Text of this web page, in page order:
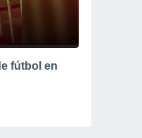
fútbol en